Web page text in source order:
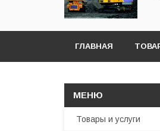
ГЛАВНАЯ
Товары и услуги